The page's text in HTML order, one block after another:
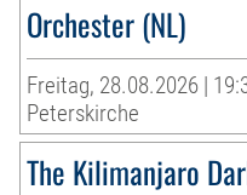
Orchester (NL)
Freitag, 28.08.2026 |
Peterskirche
The Kilimanjaro